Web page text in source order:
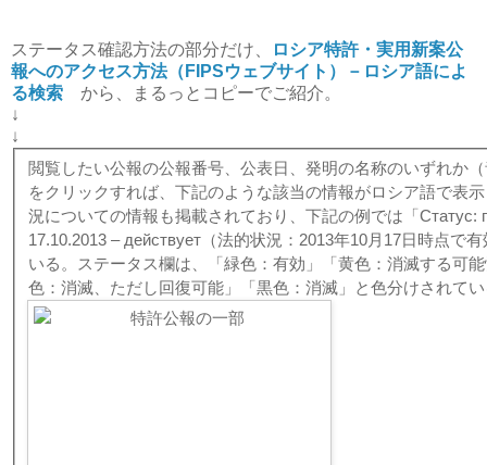
ステータス確認方法の部分だけ、
ロシア特許・実用新案公
報へのアクセス方法（FIPSウェブサイト）－ロシア語によ
る検索 から、まるっとコピーでご紹介。
↓
↓
閲覧したい公報の公報番号、公表日、発明の名称のいずれか
をクリックすれば、下記のような該当の情報がロシア語で表
況についての情報も掲載されており、下記の例では「Статус:
17.10.2013 – действует（法的状況：2013年10月17日時点で
いる。ステータス欄は、「緑色：有効」「黄色：消滅する可
色：消滅、ただし回復可能」「黒色：消滅」と色分けされて